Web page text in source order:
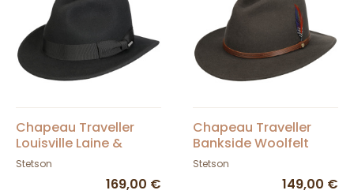
Chapeau Traveller
Louisville Laine &
Cachemire Noir -
Stetson
169,00 €
Chapeau Traveller
Bankside Woolfelt
Olive - Stetson
Stetson
149,00 €